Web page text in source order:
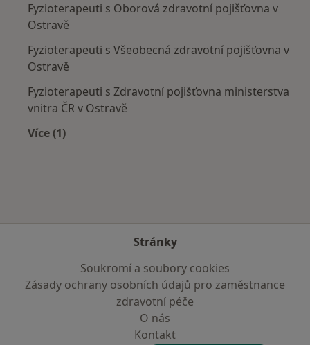
Fyzioterapeuti s Oborová zdravotní pojišťovna v
Ostravě
Fyzioterapeuti s Všeobecná zdravotní pojišťovna v
Ostravě
Fyzioterapeuti s Zdravotní pojišťovna ministerstva
vnitra ČR v Ostravě
Více (1)
Stránky
Soukromí a soubory cookies
Zásady ochrany osobních údajů pro zaměstnance
zdravotní péče
O nás
Kontakt